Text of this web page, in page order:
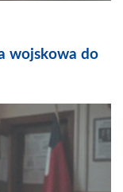
wojskowa do